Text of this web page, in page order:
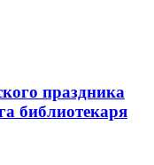
праздника
библиотекаря